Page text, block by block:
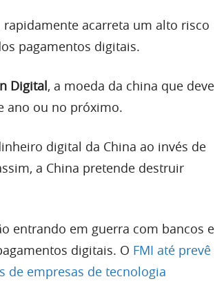
acarreta um alto risco
pagamentos digitais.
Digital, a moeda da china que deve
ano ou no próximo.
digital da China ao invés de
a China pretende destruir
entrando em guerra com bancos e
digitais. O FMI até prevê
de empresas de tecnologia